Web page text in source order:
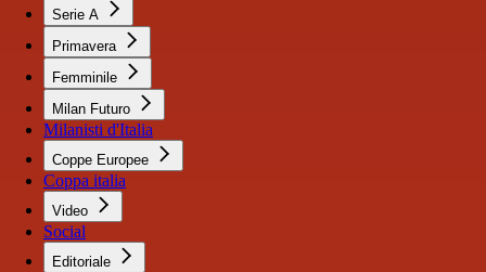
Serie A
Primavera
Femminile
Milan Futuro
Milanisti d'Italia
Coppe Europee
Coppa italia
Video
Social
Editoriale